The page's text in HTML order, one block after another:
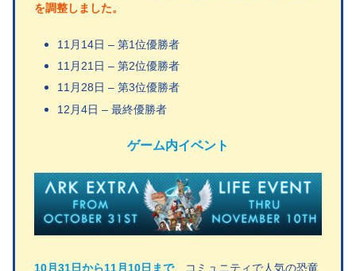
を調整しました。
11月14日 – 第1位優勝者
11月21日 – 第2位優勝者
11月28日 – 第3位優勝者
12月4日 – 最終優勝者
ゲーム内イベント
10月31日から11月10日まで、コミュニティで人気の恐竜